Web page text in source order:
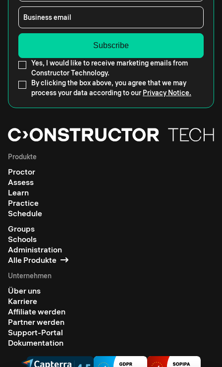
Business email
Yes, I would like to receive marketing emails from
Constructor Technology.
By clicking the box above, you agree that we may
process your data according to our Privacy Notice.
Produkte
Proctor
Assess
Learn
Practice
Schedule
Groups
Schools
Administration
Alle Produkte
Unternehmen
Über uns
Karriere
Affiliate werden
Partner werden
Support-Portal
Dokumentation